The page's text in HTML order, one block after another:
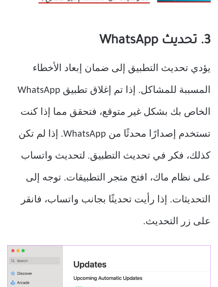
3. تحديث WhatsApp
يؤدي تحديث التطبيق إلى ضمان إبعاد الأخطاء
المسببة للمشاكل. إذا تم إغلاق تطبيق WhatsApp
الخاص بك بشكل غير متوقع، فتحقق مما إذا كنت
تستخدم إصدارًا محدثًا من WhatsApp. إذا لم تكن
كذلك، فكر في تحديث التطبيق. لتحديث واتساب
على نظام ماك، افتح متجر التطبيقات. توجه إلى
التحديثات. إذا رأيت تحديثًا بجانب واتساب، فانقر
على زر التحديث.